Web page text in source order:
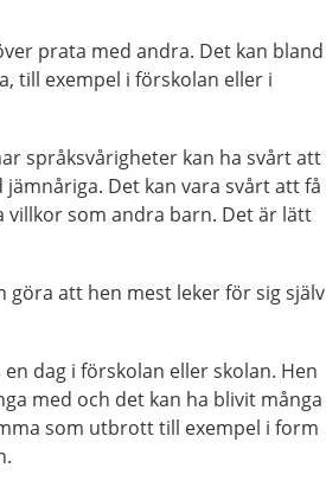
prata med andra. Det kan bland
till exempel i förskolan eller i
språksvårigheter kan ha svårt att
Det kan vara svårt att få
villkor som andra barn. Det är lätt
att hen mest leker för sig själv
dag i förskolan eller skolan. Hen
med och det kan ha blivit många
som utbrott till exempel i form